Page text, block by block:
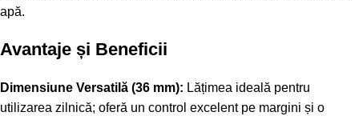
apă.
Avantaje și Beneficii
Dimensiune Versatilă (36 mm): Lățimea ideală pentru
utilizarea zilnică; oferă un control excelent pe margini și o